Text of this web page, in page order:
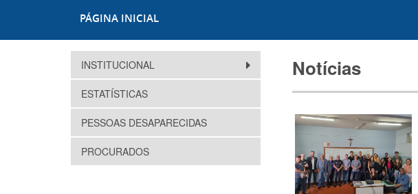
PÁGINA INICIAL
INSTITUCIONAL
ESTATÍSTICAS
PESSOAS DESAPARECIDAS
PROCURADOS
Notícias